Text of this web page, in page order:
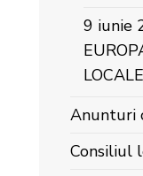
9 iunie
LOCALE
Anunturi
Consiliul